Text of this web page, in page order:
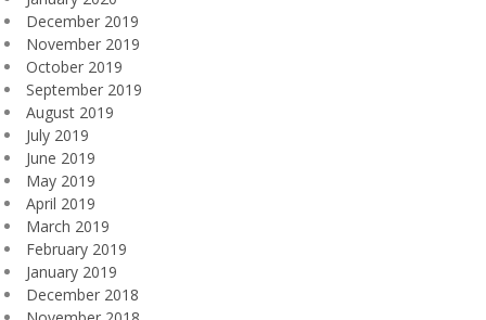
December 2019
November 2019
October 2019
September 2019
August 2019
July 2019
June 2019
May 2019
April 2019
March 2019
February 2019
January 2019
December 2018